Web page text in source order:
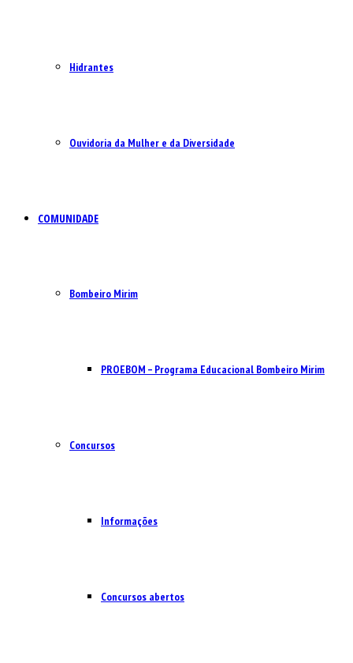
Hidrantes
Ouvidoria da Mulher e da Diversidade
COMUNIDADE
Bombeiro Mirim
PROEBOM – Programa Educacional Bombeiro Mirim
Concursos
Informações
Concursos abertos